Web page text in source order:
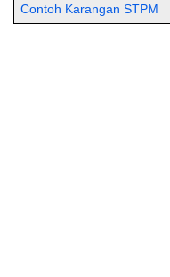
Contoh Karangan STPM